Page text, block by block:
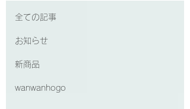
全ての記事
お知らせ
新商品
wanwanhogo